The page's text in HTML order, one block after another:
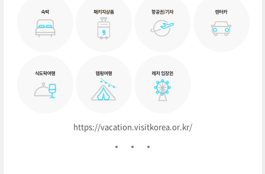
https://vacation.visitkorea.or.kr/